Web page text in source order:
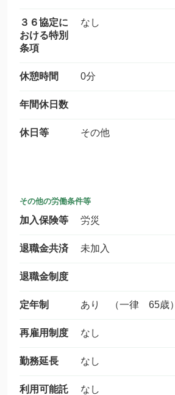
３６協定に
おける特別
条項
なし
休憩時間 0分
年間休日数
休日等 その他
その他の労働条件等
加入保険等 労災
退職金共済 未加入
退職金制度
定年制 あり （一律 65歳）
再雇用制度 なし
勤務延長 なし
利用可能託
なし